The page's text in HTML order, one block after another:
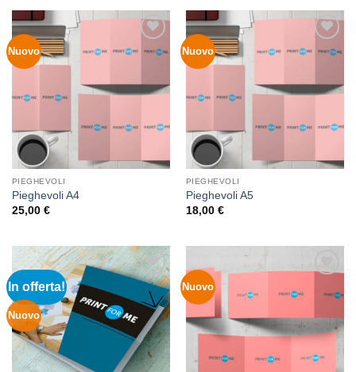
Nuovo
Aggiungi
desideri
PIEGHEVOLI
Pieghevoli A4
25,00 €
Nuovo
Aggiungi
desideri
PIEGHEVOLI
Pieghevoli A5
18,00 €
In offerta!
Nuovo
Aggiungi
alla lista
dei
desideri
Nuovo
alla lista
desideri